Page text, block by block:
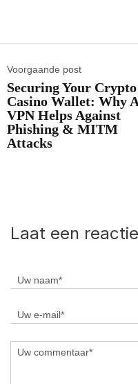
Voorgaande post
Securing Your Crypto
Casino Wallet: Why A
VPN Helps Against
Phishing & MITM
Attacks
Laat een